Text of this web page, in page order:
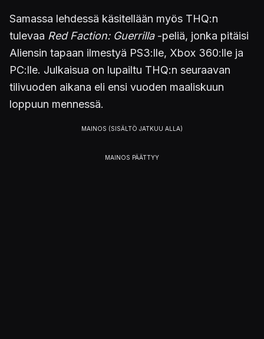
Samassa lehdessä käsitellään myös THQ:n
tulevaa Red Faction: Guerrilla-peliä, jonka pitäisi
Aliensin tapaan ilmestyä PS3:lle, Xbox 360:lle ja
PC:lle. Julkaisua on lupailtu THQ:n seuraavan
tilivuoden aikana eli ensi vuoden maaliskuun
loppuun mennessä.